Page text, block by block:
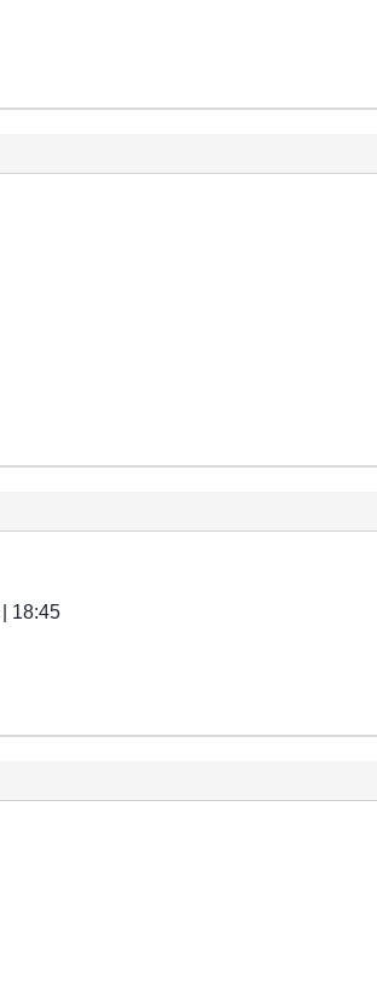
18:45